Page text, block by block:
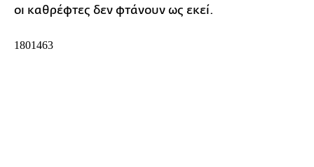
οι καθρέφτες δεν φτάνουν ως εκεί.